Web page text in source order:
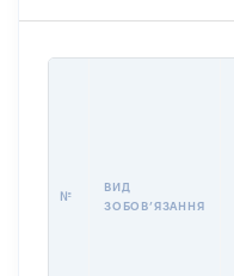
№
ВИД
ЗОБОВʼЯЗАННЯ